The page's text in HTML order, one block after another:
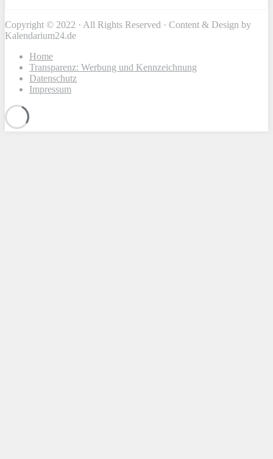
Copyright © 2022 · All Rights Reserved · Content & Design by
Kalendarium24.de
Home
Transparenz: Werbung und Kennzeichnung
Datenschutz
Impressum